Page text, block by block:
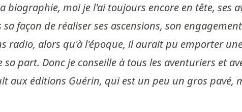
biographie, moi je l'ai toujours encore en tête, ses
façon de réaliser ses ascensions, son
radio, alors qu'à l'époque, il aurait pu emporter
part. Donc je conseille à tous les aventuriers et
aux éditions Guérin, qui est un peu un gros pavé,